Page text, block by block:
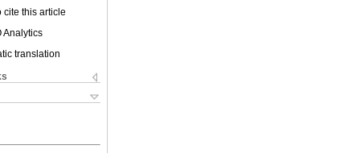
cite this article
Analytics
translation